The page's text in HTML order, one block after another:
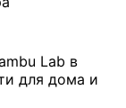
Lab в
для дома и